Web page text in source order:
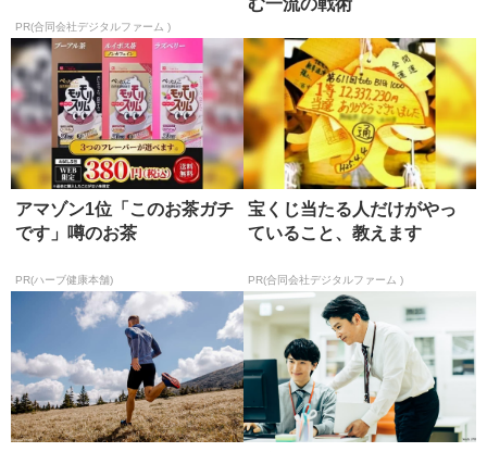
PR(合同会社デジタルファーム )
む一流の戦術
アマゾン1位「このお茶ガチ
です」噂のお茶
PR(ハーブ健康本舗)
宝くじ当たる人だけがやっ
ていること、教えます
PR(合同会社デジタルファーム )